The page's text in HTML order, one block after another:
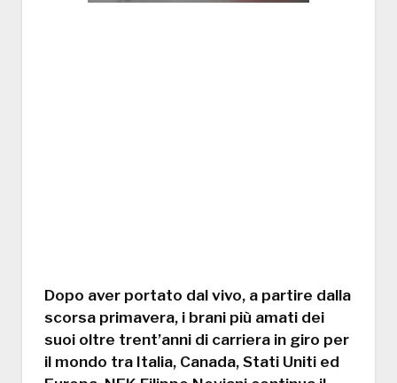
Dopo aver portato dal vivo, a partire dalla
scorsa primavera, i brani più amati dei
suoi oltre trent’anni di carriera in giro per
il mondo tra Italia, Canada, Stati Uniti ed